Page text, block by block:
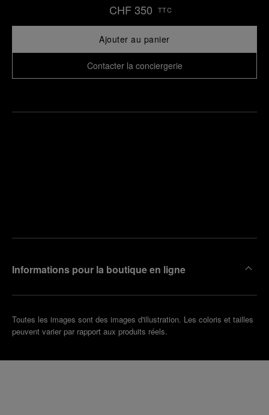
CHF 350 TTC
Ajouter au panier
Contacter la conciergerie
Informations pour la boutique en ligne
Toutes les images sont des images d'illustration. Les coloris et tailles
peuvent varier par rapport aux produits réels.